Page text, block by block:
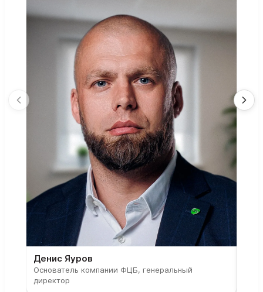
Денис Яуров
Основатель компании ФЦБ, генеральный
директор